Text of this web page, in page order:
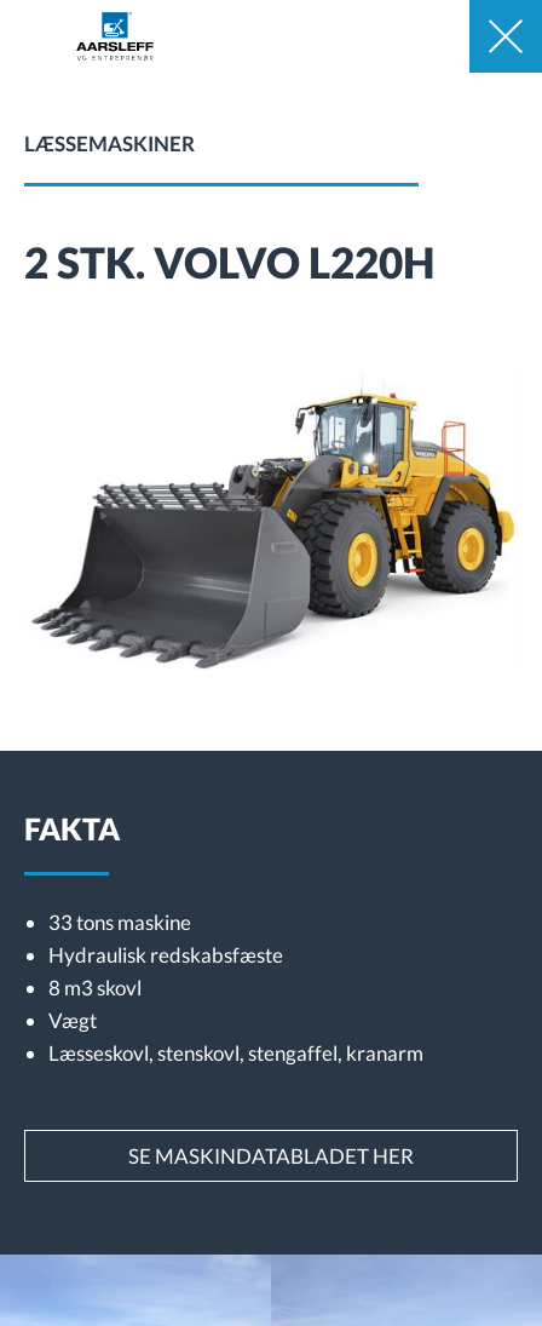
LÆSSEMASKINER
2 STK. VOLVO L220H
FAKTA
33 tons maskine
Hydraulisk redskabsfæste
8 m3 skovl
Vægt
Læsseskovl, stenskovl, stengaffel, kranarm
SE MASKINDATABLADET HER